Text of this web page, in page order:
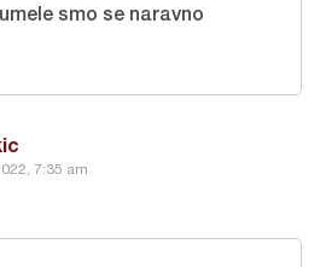
7:35 am
smo se naravno